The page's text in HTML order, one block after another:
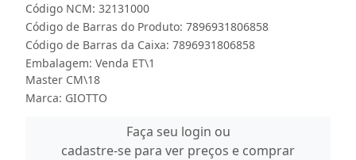
Código NCM: 32131000
Código de Barras do Produto: 7896931806858
Código de Barras da Caixa: 7896931806858
Embalagem: Venda ET\1
Master CM\18
Marca: GIOTTO
Faça seu login ou
cadastre-se para ver preços e comprar